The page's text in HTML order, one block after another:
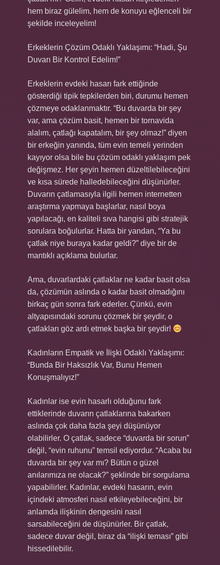
hem biraz gülelim, hem de konuyu eğlenceli bir
şekilde inceleyelim!
Erkeklerin Çözüm Odaklı Yaklaşımı: “Hadi, Şu
Duvarı Bir Kontrol Edelim!”
Erkeklerin evdeki hasarı fark ettiğinde
gösterdiği tipik tepkilerden biri, durumu hemen
çözmeye odaklanmaktır. “Bu duvarda bir şey
var, ama çözüm basit, hemen bir tornavida
alalım, çatlağı kapatalım, bir şey olmaz!” diyen
bir erkeğin yanında, tüm evin temeli yerinden
kayıyor olsa bile bu çözüm odaklı yaklaşım pek
değişmez. Her şeyin hemen düzeltilebileceğini
ve kısa sürede halledebileceğini düşünürler.
Duvarın çatlamasıyla ilgili hemen internetten
araştırma yapmaya başlarlar, nasıl boya
yapılacağı, en kaliteli sıva hangisi gibi stratejik
sorulara boğulurlar. Hatta bir yandan, “Ya bu
çatlak niye buraya kadar geldi?” diye bir de
mantıklı açıklama bulurlar.
Ama, duvarlardaki çatlaklar ne kadar basit olsa
da, çözümün aslında o kadar basit olmadığını
birkaç gün sonra fark ederler. Çünkü, evin
altyapısındaki sorunu çözmek bir şeydir, o
çatlakları göz ardı etmek başka bir şeydir!
Kadınların Empatik ve İlişki Odaklı Yaklaşımı:
“Bunda Bir Haksızlık Var, Bunu Hemen
Konuşmalıyız!”
Kadınlar ise evin hasarlı olduğunu fark
ettiklerinde duvarın çatlaklarına bakarken
aslında çok daha fazla şeyi düşünüyor
olabilirler. O çatlak, sadece “duvarda bir sorun”
değil, “evin ruhunu” temsil ediyordur. “Acaba bu
duvarda bir şey var mı? Bütün o güzel
anılarımıza ne olacak?” şeklinde bir sorgulama
yapabilirler. Kadınlar, evdeki hasarın, evin
içindeki atmosferi nasıl etkileyebileceğini, bir
anlamda ilişkinin dengesini nasıl
sarsabileceğini de düşünürler. Bir çatlak,
sadece duvar değil, biraz da “ilişki teması” gibi
hissedilebilir.